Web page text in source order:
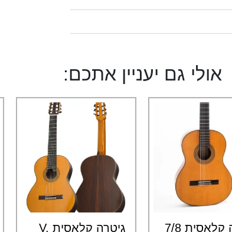
אולי גם יעניין אתכם:
גיטרה קלאסית 7/8
גיטרה קלאסית V.